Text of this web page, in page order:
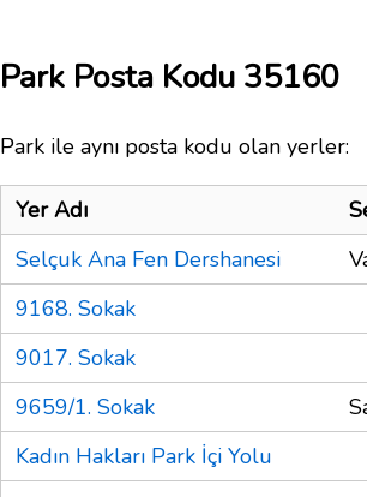
Park Posta Kodu 35160
Park ile aynı posta kodu olan yerler:
Yer Adı
Selçuk Ana Fen Dershanesi
9168. Sokak
9017. Sokak
9659/1. Sokak
Kadın Hakları Park İçi Yolu